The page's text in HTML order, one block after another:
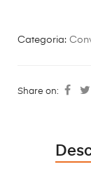
Categoria:
Share on: